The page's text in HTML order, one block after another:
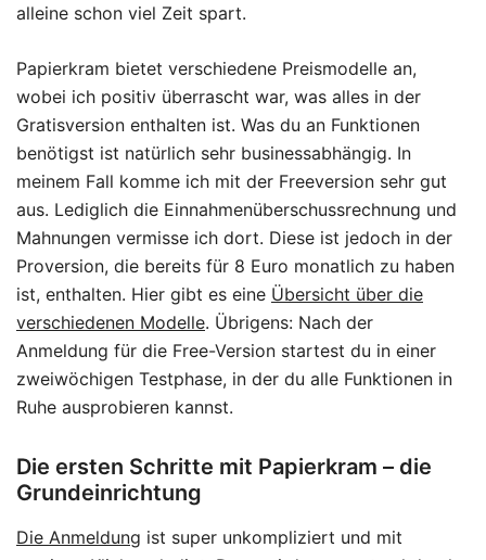
alleine schon viel Zeit spart.
Papierkram bietet verschiedene Preismodelle an,
wobei ich positiv überrascht war, was alles in der
Gratisversion enthalten ist. Was du an Funktionen
benötigst ist natürlich sehr businessabhängig. In
meinem Fall komme ich mit der Freeversion sehr gut
aus. Lediglich die Einnahmenüberschussrechnung und
Mahnungen vermisse ich dort. Diese ist jedoch in der
Proversion, die bereits für 8 Euro monatlich zu haben
ist, enthalten. Hier gibt es eine Übersicht über die
verschiedenen Modelle. Übrigens: Nach der
Anmeldung für die Free-Version startest du in einer
zweiwöchigen Testphase, in der du alle Funktionen in
Ruhe ausprobieren kannst.
Die ersten Schritte mit Papierkram – die
Grundeinrichtung
Die Anmeldung ist super unkompliziert und mit